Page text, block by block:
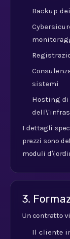
Backup
sistemi
Hosting
I dettagli
prezzi sono
moduli
3.
Un contratto
Il cliente